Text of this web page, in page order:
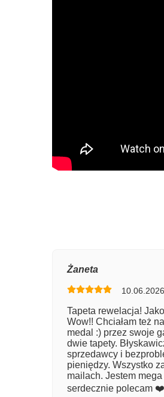
Żaneta
10.06.2026
Tapeta rewelacja!
Wow!! Chciałam też
medal :) przez swoje
dwie tapety.
sprzedawcy i
pieniędzy. Wszystko
mailach. Jestem
serdecznie polecam ❤️